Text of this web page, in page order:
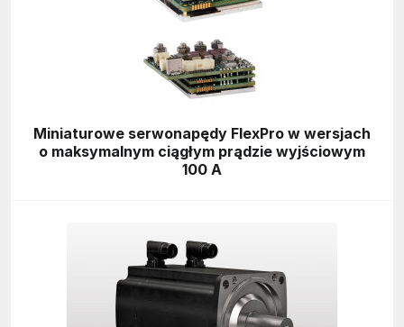
Miniaturowe serwonapędy FlexPro w wersjach
o maksymalnym ciągłym prądzie wyjściowym
100 A